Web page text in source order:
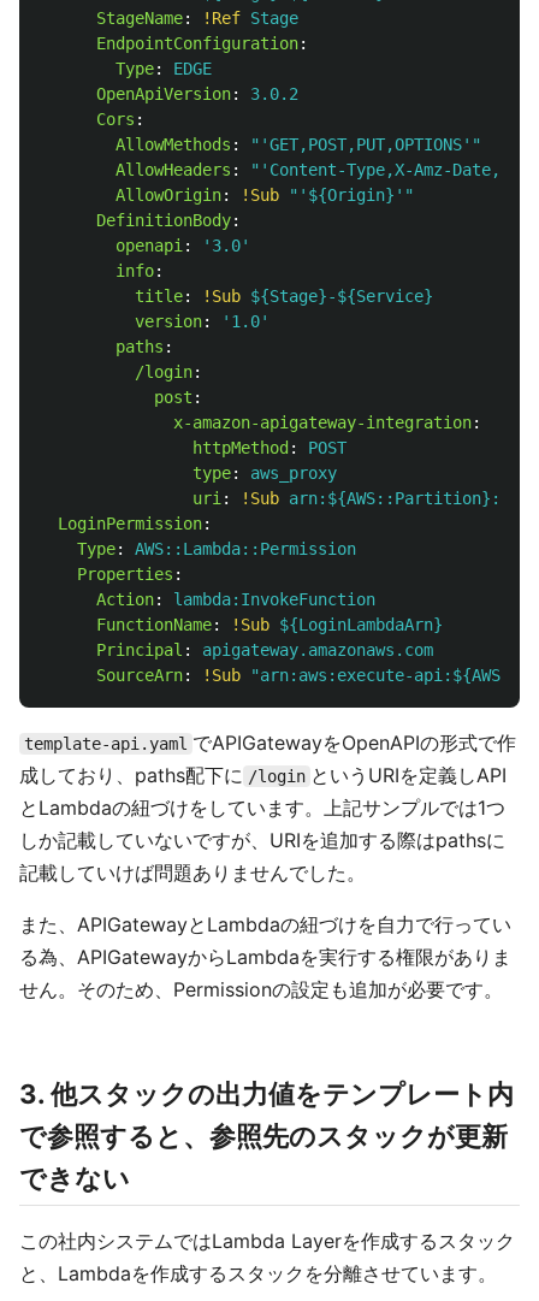
StageName: !Ref Stage
EndpointConfiguration:
Type:
EDGE
OpenApiVersion:
3.0.2
Cors :
AllowMethods : " 'GET,POST,PUT,OPTIONS'"
AllowHeaders : " 'Content-Type,X-Amz-
AllowOrigin: !Sub " '${Origin}'"
DefinitionBody:
openapi : ' 3.0'
info:
title: !Sub ${Stage}-${Service}
version: ' 1.0'
paths :
/login:
post :
x-amazon-apigateway-integration:
httpMethod :
POST
type:
aws_proxy
uri : !Sub
LoginPermission:
Type:
AWS::Lambda::Permission
Properties :
Action:
lambda:InvokeFunction
FunctionName: !Sub ${LoginLambdaArn}
Principal :
apigateway.amazonaws.com
SourceArn: !Sub "arn:aws:execute-
template-api.yaml でAPIGatewayをOpenAPIの形式で作
成しており、paths配下に /login というURIを定義しAPI
とLambdaの紐づけをしています。上記サンプルでは1つ
しか記載していないですが、URIを追加する際はpathsに
記載していけば問題ありませんでした。
また、APIGatewayとLambdaの紐づけを自力で行ってい
る為、APIGatewayからLambdaを実行する権限がありま
せん。そのため、Permissionの設定も追加が必要です。
3. 他スタックの出力値をテンプレート内
で参照すると、参照先のスタックが更新
できない
この社内システムではLambda Layerを作成するスタック
と、Lambdaを作成するスタックを分離させています。